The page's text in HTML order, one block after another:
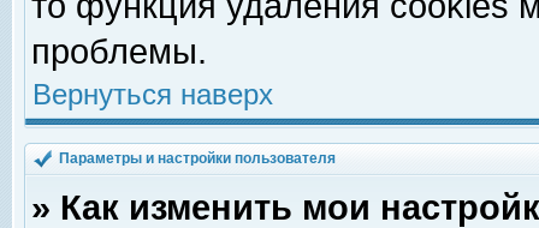
проблемы.
Вернуться наверх
Параметры и настройки пользователя
» Как изменить мои